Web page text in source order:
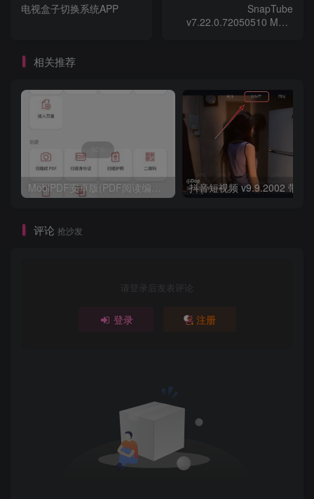
电视盒子切换系统APP
SnapTube
v7.22.0.72050510 MOD
相关推荐
评论 抢沙发
请登录后发表评论
登录 注册